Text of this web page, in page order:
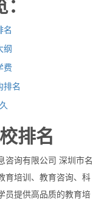
名
纲
费
排名
排名
咨询有限公司 深圳市名
育培训、教育咨询、科
员提供高品质的教育培